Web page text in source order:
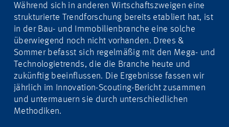
Während sich in anderen Wirtschaftszweigen eine
strukturierte Trendforschung bereits etabliert hat, ist
in der Bau- und Immobilienbranche eine solche
überwiegend noch nicht vorhanden. Drees &
Sommer befasst sich regelmäßig mit den Mega- und
Technologietrends, die die Branche heute und
zukünftig beeinflussen. Die Ergebnisse fassen wir
jährlich im Innovation-Scouting-Bericht zusammen
und untermauern sie durch unterschiedlichen
Methodiken.